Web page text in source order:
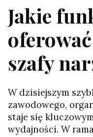
Jakie
szafy
W dzisiejszym
zawodowego,
staje się
wydajności. W